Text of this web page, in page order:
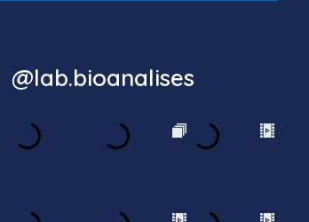
@lab.bioanalises